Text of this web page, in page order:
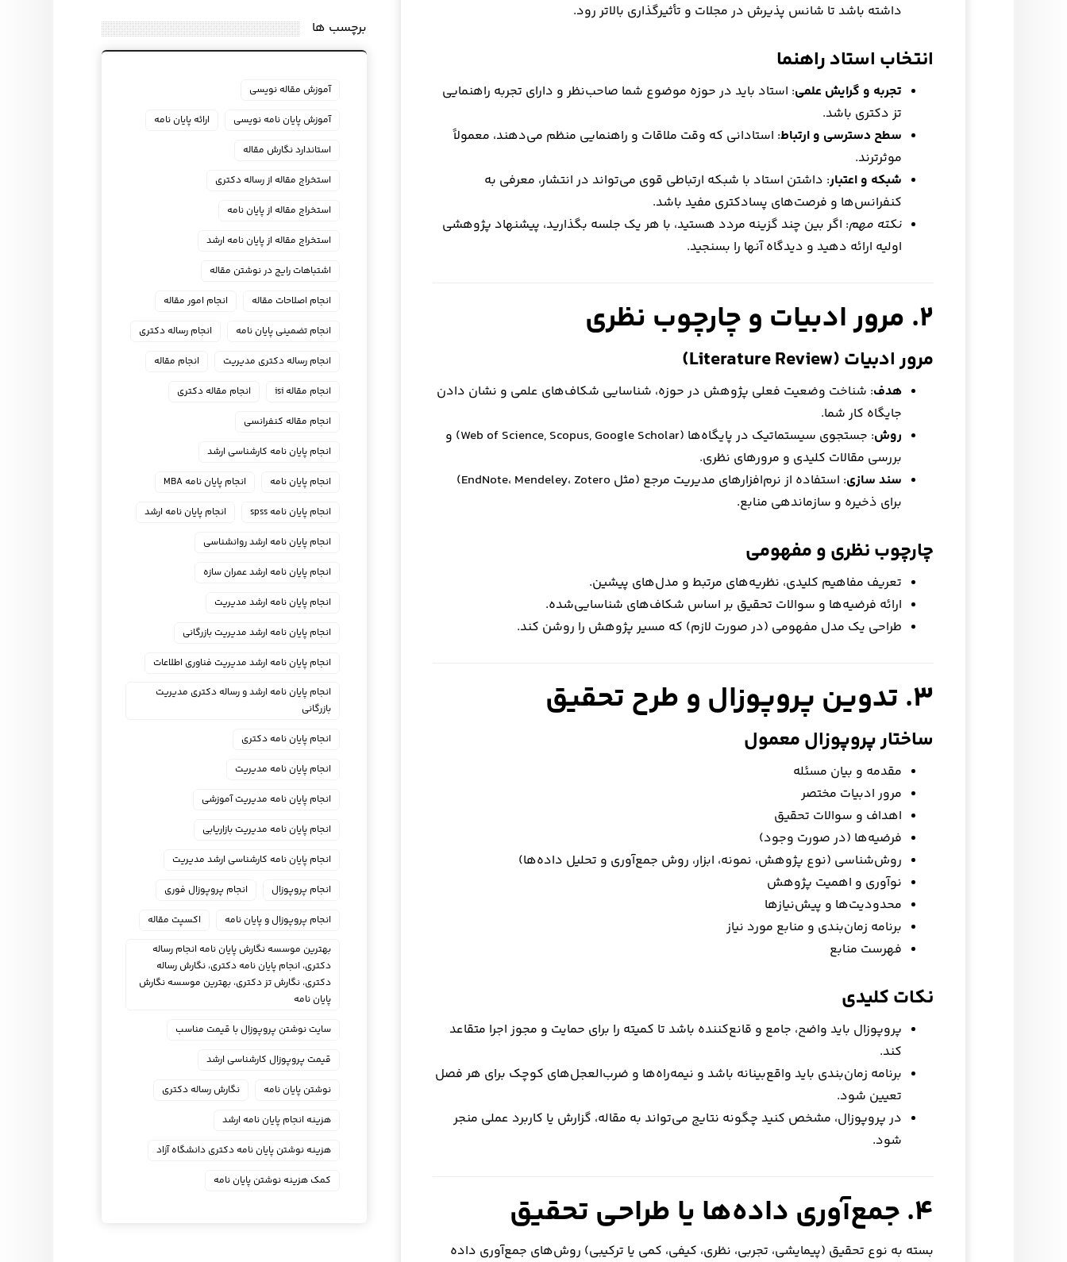
داشته باشد تا شانس پذیرش در مجلات و تأثیرگذاری بالاتر رود.
انتخاب استاد راهنما
تجربه و گرایش علمی: استاد باید در حوزه موضوع شما صاحب‌نظر و دارای تجربه راهنمایی
تز دکتری باشد.
سطح دسترسی و ارتباط: استادانی که وقت ملاقات و راهنمایی منظم می‌دهند، معمولاً
موثرترند.
شبکه و اعتبار: داشتن استاد با شبکه ارتباطی قوی می‌تواند در انتشار، معرفی به
کنفرانس‌ها و فرصت‌های پسادکتری مفید باشد.
نکته مهم: اگر بین چند گزینه مردد هستید، با هر یک جلسه بگذارید، پیشنهاد پژوهشی
اولیه ارائه دهید و دیدگاه آنها را بسنجید.
۲. مرور ادبیات و چارچوب نظری
مرور ادبیات (Literature Review)
هدف: شناخت وضعیت فعلی پژوهش در حوزه، شناسایی شکاف‌های علمی و نشان دادن
جایگاه کار شما.
روش
: جستجوی سیستماتیک در پایگاه‌ها (Web of Science, Scopus, Google Scholar) و
بررسی مقالات کلیدی و مرورهای نظری.
سند سازی
: استفاده از نرم‌افزارهای مدیریت مرجع (مثل EndNote، Mendeley، Zotero)
برای ذخیره و سازماندهی منابع.
چارچوب نظری و مفهومی
تعریف مفاهیم کلیدی، نظریه‌های مرتبط و مدل‌های پیشین.
ارائه فرضیه‌ها و سوالات تحقیق بر اساس شکاف‌های شناسایی‌شده.
طراحی یک مدل مفهومی (در صورت لازم) که مسیر پژوهش را روشن کند.
۳. تدوین پروپوزال و طرح تحقیق
ساختار پروپوزال معمول
مقدمه و بیان مسئله
مرور ادبیات مختصر
اهداف و سوالات تحقیق
فرضیه‌ها (در صورت وجود)
روش‌شناسی (نوع پژوهش، نمونه، ابزار، روش جمع‌آوری و تحلیل داده‌ها)
نوآوری و اهمیت پژوهش
محدودیت‌ها و پیش‌نیازها
برنامه زمان‌بندی و منابع مورد نیاز
فهرست منابع
نکات کلیدی
پروپوزال باید واضح، جامع و قانع‌کننده باشد تا کمیته را برای حمایت و مجوز اجرا متقاعد
کند.
برنامه زمان‌بندی باید واقع‌بینانه باشد و نیمه‌راه‌ها و ضرب‌العجل‌های کوچک برای هر فصل
تعیین شود.
در پروپوزال، مشخص کنید چگونه نتایج می‌تواند به مقاله، گزارش یا کاربرد عملی منجر
شود.
۴. جمع‌آوری داده‌ها یا طراحی تحقیق
بسته به نوع تحقیق (پیمایشی، تجربی، نظری، کیفی، کمی یا ترکیبی) روش‌های جمع‌آوری داده
برچسب ها
آموزش مقاله نویسی
آموزش پایان نامه نویسی
ارائه پایان نامه
استاندارد نگارش مقاله
استخراج مقاله از رساله دکتری
استخراج مقاله از پایان نامه
استخراج مقاله از پایان نامه ارشد
اشتباهات رایج در نوشتن مقاله
انجام اصلاحات مقاله
انجام امور مقاله
انجام تضمینی پایان نامه
انجام رساله دکتری
انجام رساله دکتری مدیریت
انجام مقاله
انجام مقاله isi
انجام مقاله دکتری
انجام مقاله کنفرانسی
انجام پايان نامه كارشناسي ارشد
انجام پایان نامه
انجام پایان نامه MBA
انجام پایان نامه spss
انجام پایان نامه ارشد
انجام پایان نامه ارشد روانشناسی
انجام پایان نامه ارشد عمران سازه
انجام پایان نامه ارشد مدیریت
انجام پایان نامه ارشد مدیریت بازرگانی
انجام پایان نامه ارشد مدیریت فناوری اطلاعات
انجام پایان نامه ارشد و رساله دکتری مدیریت
بازرگانی
انجام پایان نامه دکتری
انجام پایان نامه مدیریت
انجام پایان نامه مدیریت آموزشی
انجام پایان نامه مدیریت بازاریابی
انجام پایان نامه کارشناسی ارشد مدیریت
انجام پروپوزال
انجام پروپوزال فوری
انجام پروپوزال و پایان نامه
اکسپت مقاله
بهترین موسسه نگارش پایان نامه انجام رساله
دکتری، انجام پایان نامه دکتری، نگارش رساله
دکتری، نگارش تز دکتری، بهترین موسسه نگارش
پایان نامه
سایت نوشتن پروپوزال با قیمت مناسب
قیمت پروپوزال کارشناسی ارشد
نوشتن پایان نامه
نگارش رساله دکتری
هزینه انجام پایان نامه ارشد
هزینه نوشتن پایان نامه دکتری دانشگاه آزاد
کمک هزینه نوشتن پایان نامه